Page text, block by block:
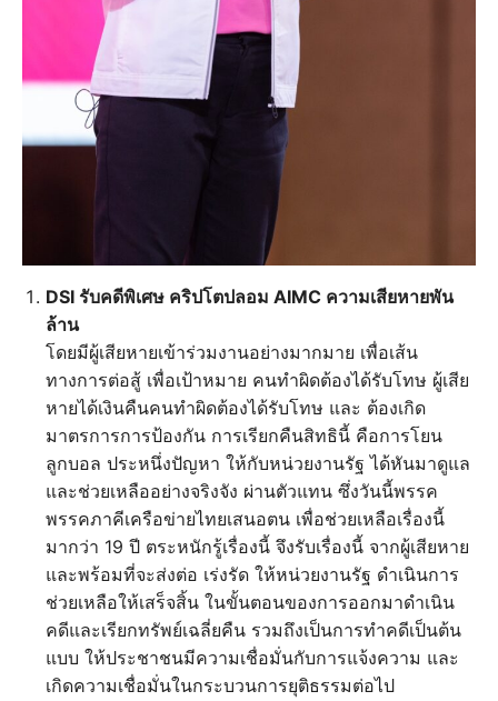
DSI รับคดีพิเศษ คริปโตปลอม AIMC ความเสียหายพัน
ล้าน
โดยมีผู้เสียหายเข้าร่วมงานอย่างมากมาย เพื่อเส้น
ทางการต่อสู้ เพื่อเป้าหมาย คนทำผิดต้องได้รับโทษ ผู้เสีย
หายได้เงินคืนคนทำผิดต้องได้รับโทษ และ ต้องเกิด
มาตรการการป้องกัน การเรียกคืนสิทธินี้ คือการโยน
ลูกบอล ประหนึ่งปัญหา ให้กับหน่วยงานรัฐ ได้หันมาดูแล
และช่วยเหลืออย่างจริงจัง ผ่านตัวแทน ซึ่งวันนี้พรรค
พรรคภาคีเครือข่ายไทยเสนอตน เพื่อช่วยเหลือเรื่องนี้
มากว่า 19 ปี ตระหนักรู้เรื่องนี้ จึงรับเรื่องนี้ จากผู้เสียหาย
และพร้อมที่จะส่งต่อ เร่งรัด ให้หน่วยงานรัฐ ดำเนินการ
ช่วยเหลือให้เสร็จสิ้น ในขั้นตอนของการออกมาดำเนิน
คดีและเรียกทรัพย์เฉลี่ยคืน รวมถึงเป็นการทำคดีเป็นต้น
แบบ ให้ประชาชนมีความเชื่อมั่นกับการแจ้งความ และ
เกิดความเชื่อมั่นในกระบวนการยุติธรรมต่อไป